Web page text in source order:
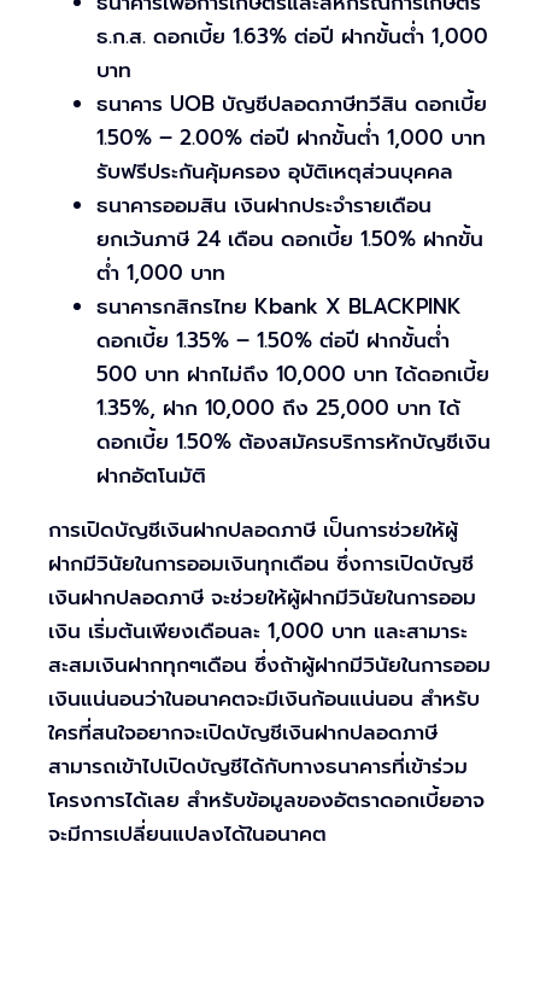
ธ.ก.ส. ดอกเบี้ย 1.63% ต่อปี ฝากขั้นต่ำ 1,000
บาท
ธนาคาร UOB บัญชีปลอดภาษีทวีสิน ดอกเบี้ย
1.50% – 2.00% ต่อปี ฝากขั้นต่ำ 1,000 บาท
รับฟรีประกันคุ้มครอง อุบัติเหตุส่วนบุคคล
ธนาคารออมสิน เงินฝากประจำรายเดือน
ยกเว้นภาษี 24 เดือน ดอกเบี้ย 1.50% ฝากขั้น
ต่ำ 1,000 บาท
ธนาคารกสิกรไทย Kbank X BLACKPINK
ดอกเบี้ย 1.35% – 1.50% ต่อปี ฝากขั้นต่ำ
500 บาท ฝากไม่ถึง 10,000 บาท ได้ดอกเบี้ย
1.35%, ฝาก 10,000 ถึง 25,000 บาท ได้
ดอกเบี้ย 1.50% ต้องสมัครบริการหักบัญชีเงิน
ฝากอัตโนมัติ
การเปิดบัญชีเงินฝากปลอดภาษี เป็นการช่วยให้ผู้
ฝากมีวินัยในการออมเงินทุกเดือน ซึ่งการเปิดบัญชี
เงินฝากปลอดภาษี จะช่วยให้ผู้ฝากมีวินัยในการออม
เงิน เริ่มต้นเพียงเดือนละ 1,000 บาท และสามาระ
สะสมเงินฝากทุกๆเดือน ซึ่งถ้าผู้ฝากมีวินัยในการออม
เงินแน่นอนว่าในอนาคตจะมีเงินก้อนแน่นอน สำหรับ
ใครที่สนใจอยากจะเปิดบัญชีเงินฝากปลอดภาษี
สามารถเข้าไปเปิดบัญชีได้กับทางธนาคารที่เข้าร่วม
โครงการได้เลย สำหรับข้อมูลของอัตราดอกเบี้ยอาจ
จะมีการเปลี่ยนแปลงได้ในอนาคต